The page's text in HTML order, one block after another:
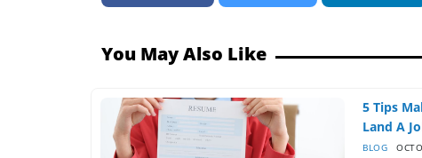
You May Also Like
5 Tips
Land A
BLOG